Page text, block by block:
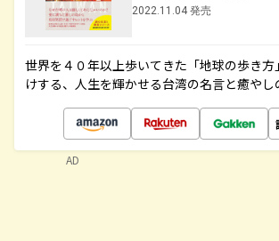
2022.11.04 発売
世界を４０年以上歩いてきた「地球の歩き
けする、人生を輝かせる台湾の名言と癒やし
AD